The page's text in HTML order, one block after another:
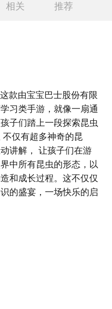
相关 推荐
款由宝宝巴士股份有限
习类手游，就像一扇通
子们踏上一段探索昆虫
仅有超多神奇的昆
讲解， 让孩子们在游
中所有昆虫的形态，以
和成长过程。这不仅仅
的盛宴，一场快乐的启